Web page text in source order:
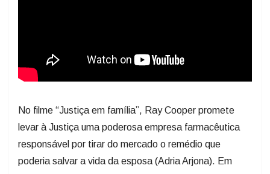
No filme “Justiça em família”, Ray Cooper promete
levar à Justiça uma poderosa empresa farmacêutica
responsável por tirar do mercado o remédio que
poderia salvar a vida da esposa (Adria Arjona). Em